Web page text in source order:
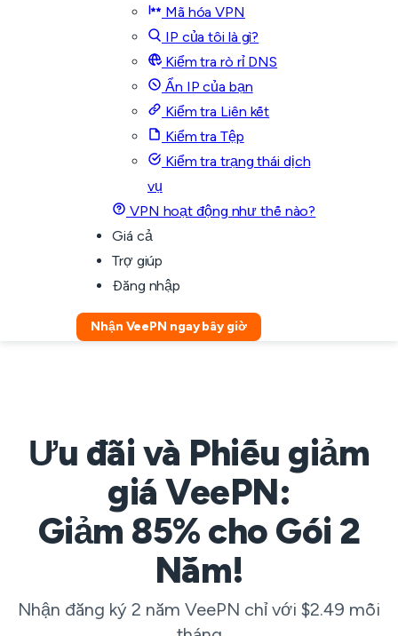
Mã hóa VPN
IP của tôi là gì?
Kiểm tra rò rỉ DNS
Ẩn IP của bạn
Kiểm tra Liên kết
Kiểm tra Tệp
Kiểm tra trạng thái dịch
vụ
VPN hoạt động như thế nào?
Giá cả
Trợ giúp
Đăng nhập
Nhận VeePN ngay bây giờ
Ưu đãi và Phiếu giảm
giá VeePN:
Giảm 85% cho Gói 2
Năm!
Nhận đăng ký 2 năm VeePN chỉ với $2.49 mỗi